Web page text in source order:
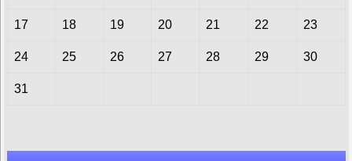
17 18 19 20 21 22 23
24 25 26 27 28 29 30
31